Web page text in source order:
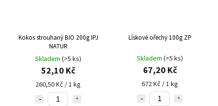
Kokos strouhaný BIO 200g IPJ
NATUR
Skladem (>5 ks)
52,10 Kč
260,50 Kč / 1 kg
Lískové ořechy 100g ZP
Skladem (>5 ks)
67,20 Kč
672 Kč / 1 kg